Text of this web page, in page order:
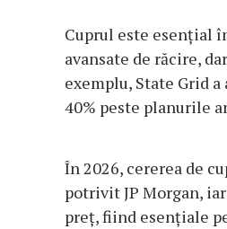
Cuprul este esențial
avansate de răcire,
exemplu, State Grid
40% peste planurile
În 2026, cererea de
potrivit JP Morgan,
preț, fiind esențiale